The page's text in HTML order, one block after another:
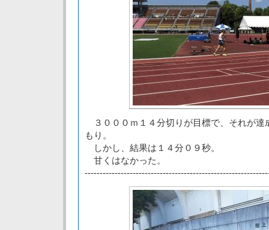
３０００ｍ１４分切りが目標で、それが達
もり。
しかし、結果は１４分０９秒。
甘くはなかった。